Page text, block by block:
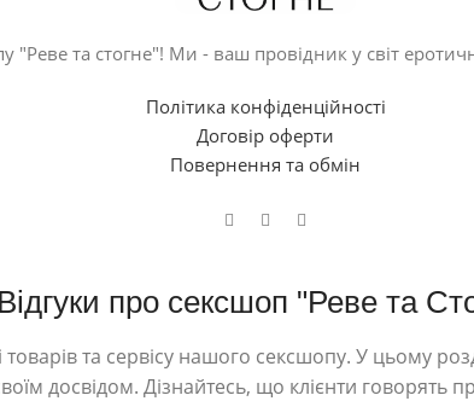
"Реве та стогне"! Ми - ваш провідник у світ
Політика конфіденційності
Договір оферти
Повернення та обмін
Відгуки про сексшоп "Реве та
та сервісу нашого сексшопу. У цьому
досвідом. Дізнайтесь, що клієнти говорять